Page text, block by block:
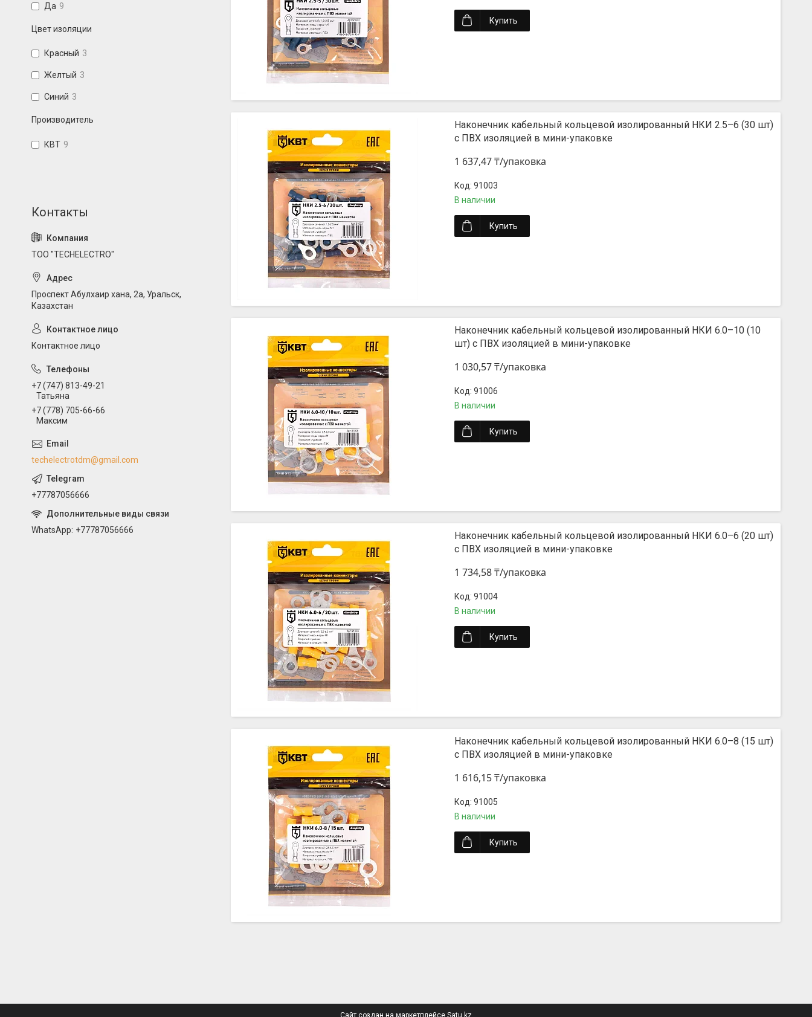
Купить
Наконечник кабельный кольцевой изолированный НКИ 2.5–6 (30 шт)
с ПВХ изоляцией в мини-упаковке
1 637,47 ₸/упаковка
91003
В наличии
Купить
Наконечник кабельный кольцевой изолированный НКИ 6.0–10 (10
шт) с ПВХ изоляцией в мини-упаковке
1 030,57 ₸/упаковка
91006
В наличии
Купить
Наконечник кабельный кольцевой изолированный НКИ 6.0–6 (20 шт)
с ПВХ изоляцией в мини-упаковке
1 734,58 ₸/упаковка
91004
В наличии
Купить
Наконечник кабельный кольцевой изолированный НКИ 6.0–8 (15 шт)
с ПВХ изоляцией в мини-упаковке
1 616,15 ₸/упаковка
91005
В наличии
Купить
Да 9
Цвет изоляции
Красный 3
Желтый 3
Синий 3
Производитель
КВТ 9
ТОО "TECHELECTRO"
Проспект Абулхаир хана, 2а, Уральск,
Казахстан
Контактное лицо
+7 (747) 813-49-21
Татьяна
+7 (778) 705-66-66
Максим
techelectrotdm@gmail.com
+77787056666
WhatsApp +77787056666
Сайт создан на маркетплейсе Satu.kz